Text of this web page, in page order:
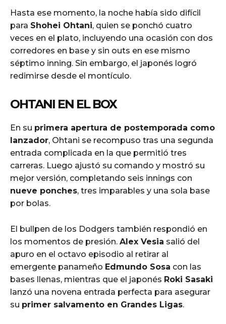
Hasta ese momento, la noche había sido difícil
para Shohei Ohtani, quien se ponchó cuatro
veces en el plato, incluyendo una ocasión con dos
corredores en base y sin outs en ese mismo
séptimo inning. Sin embargo, el japonés logró
redimirse desde el montículo.
OHTANI EN EL BOX
En su primera apertura de postemporada como
lanzador, Ohtani se recompuso tras una segunda
entrada complicada en la que permitió tres
carreras. Luego ajustó su comando y mostró su
mejor versión, completando seis innings con
nueve ponches, tres imparables y una sola base
por bolas.
El bullpen de los Dodgers también respondió en
los momentos de presión. Alex Vesia salió del
apuro en el octavo episodio al retirar al
emergente panameño Edmundo Sosa con las
bases llenas, mientras que el japonés Roki Sasaki
lanzó una novena entrada perfecta para asegurar
su primer salvamento en Grandes Ligas.